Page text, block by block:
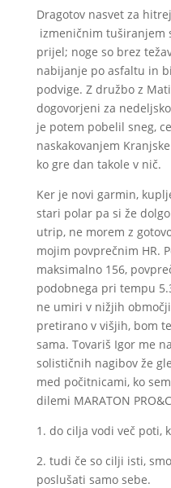
Dragotov nasvet za
izmeničnim tuširanjem
prijel; noge so brez
nabijanje po asfaltu in
podvige. Z družbo z
dogovorjeni za
je potem pobelil sneg,
naskakovanjem
ko gre dan takole v nič.
Ker je novi garmin,
stari polar pa si že
utrip, ne morem z
mojim povprečnim HR.
maksimalno 156,
podobnega pri tempu
ne umiri v nižjih
pretirano v višjih, bom
sama. Tovariš Igor me
solističnih nagibov že
med počitnicami, ko
dilemi MARATON
1. do cilja vodi več poti,
2. tudi če so cilji isti,
poslušati samo sebe.